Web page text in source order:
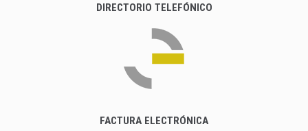
DIRECTORIO TELEFÓNICO
FACTURA ELECTRÓNICA